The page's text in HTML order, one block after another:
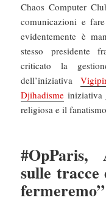
Chaos Computer
comunicazioni e
evidentemente è
stesso presidente
criticato la
dell’iniziativa
Djihadisme iniziativa
religiosa e il
#OpParis,
sulle
fermeremo”